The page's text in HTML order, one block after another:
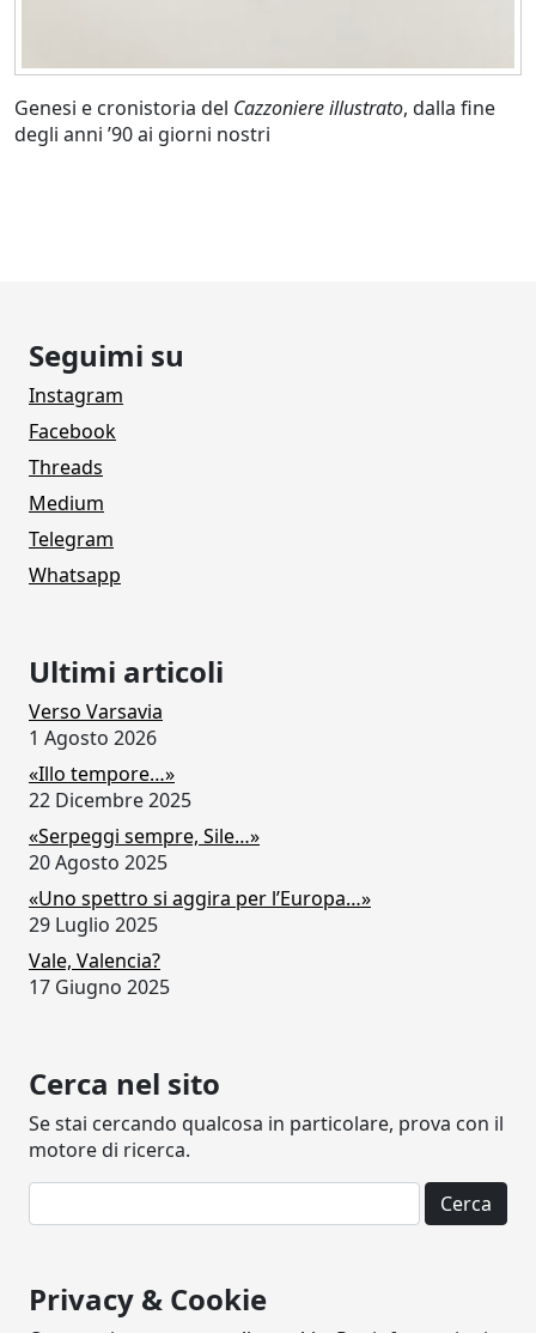
Genesi e cronistoria del Cazzoniere illustrato, dalla fine
degli anni ’90 ai giorni nostri
Seguimi su
Instagram
Facebook
Threads
Medium
Telegram
Whatsapp
Ultimi articoli
Verso Varsavia
1 Agosto 2026
«Illo tempore…»
22 Dicembre 2025
«Serpeggi sempre, Sile…»
20 Agosto 2025
«Uno spettro si aggira per l’Europa…»
29 Luglio 2025
Vale, Valencia?
17 Giugno 2025
Cerca nel sito
Se stai cercando qualcosa in particolare, prova con il
motore di ricerca.
Ricerca per:
Privacy & Cookie